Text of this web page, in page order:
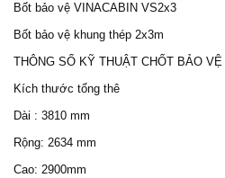
Bốt bảo vệ VINACABIN VS2x3
Bốt bảo vệ khung thép 2x3m
THÔNG SỐ KỸ THUẬT CHỐT BẢO VỆ
Kích thước tổng thê
Dài : 3810 mm
Rộng: 2634 mm
Cao: 2900mm